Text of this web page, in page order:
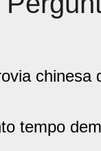
chinesa
tempo